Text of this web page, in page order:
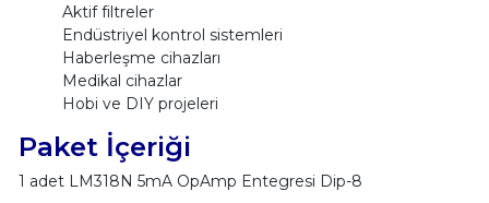
Aktif filtreler
Endüstriyel kontrol sistemleri
Haberleşme cihazları
Medikal cihazlar
Hobi ve DIY projeleri
Paket İçeriği
1 adet LM318N 5mA OpAmp Entegresi Dip-8